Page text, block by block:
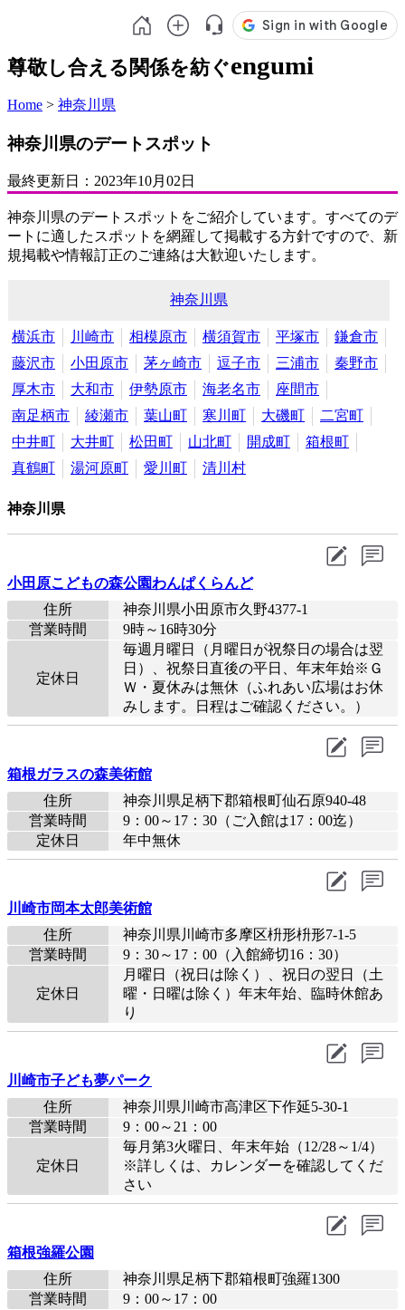
尊敬し合える関係を紡ぐengumi
Home > 神奈川県
神奈川県のデートスポット
最終更新日： 2023年10月02日
神奈川県のデートスポットをご紹介しています。すべてのデ
ートに適したスポットを網羅して掲載する方針ですので、新
規掲載や情報訂正のご連絡は大歓迎いたします。
神奈川県
横浜市 川崎市 相模原市 横須賀市 平塚市
鎌倉市
藤沢市
小田原市 茅ヶ崎市 逗子市 三浦市
秦野市
厚木市
大和市 伊勢原市 海老名市
座間市
南足柄市
綾瀬市 葉山町 寒川町 大磯町
二宮町
中井町
大井町 松田町 山北町 開成町
箱根町
真鶴町
湯河原町 愛川町 清川村
神奈川県
小田原こどもの森公園わんぱくらんど
住所
神奈川県小田原市久野4377-1
営業時間
9時～16時30分
定休日
毎週月曜日（月曜日が祝祭日の場合は翌
日）、祝祭日直後の平日、年末年始※Ｇ
Ｗ・夏休みは無休（ふれあい広場はお休
みします。日程はご確認ください。）
箱根ガラスの森美術館
住所
神奈川県足柄下郡箱根町仙石原940-48
営業時間
9：00～17：30（ご入館は17：00迄）
定休日
年中無休
川崎市岡本太郎美術館
住所
神奈川県川崎市多摩区枡形枡形7-1-5
営業時間
9：30～17：00（入館締切16：30）
定休日
月曜日（祝日は除く）、祝日の翌日（土
曜・日曜は除く）年末年始、臨時休館あ
り
川崎市子ども夢パーク
住所
神奈川県川崎市高津区下作延5-30-1
営業時間
9：00～21：00
定休日
毎月第3火曜日、年末年始（12/28～1/4）
※詳しくは、カレンダーを確認してくだ
さい
箱根強羅公園
住所
神奈川県足柄下郡箱根町強羅1300
営業時間
9：00～17：00